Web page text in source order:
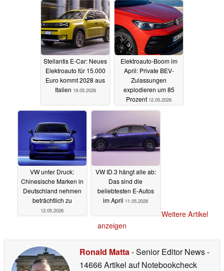
Stellantis E-Car: Neues
Elektroauto für 15.000
Euro kommt 2028 aus
Italien 19.05.2026
Elektroauto-Boom im
April: Private BEV-
Zulassungen
explodieren um 85
Prozent 12.05.2026
VW unter Druck:
Chinesische Marken in
Deutschland nehmen
beträchtlich zu
12.05.2026
VW ID.3 hängt alle ab:
Das sind die
beliebtesten E-Autos
im April 11.05.2026
Weitere Artikel
anzeigen
Ronald Matta- Senior Editor News-
14666 Artikel auf Notebookcheck